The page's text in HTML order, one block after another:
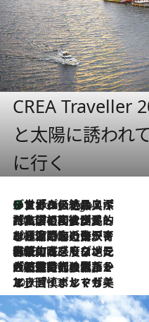
CREA Traveller
と太陽に誘われ
に行く
9 Hours Ago
リスボンの絶品スイーツ「パステル・デ・ナタ」とは？ポルトガル伝統の奥深い世界へ
2026.7.27
「私の祖国はポルトガル語です」国民的詩人フェルナンド・ペソアと、彼が愛した文学の街を歩く
2026.7.26
ポルトガル近海が育む極上の海の幸。キリリと冷えた白ワインと愉しむ、シーフード専門店の贅沢
2026.7.22
伝統の味をモダンに昇華。高感度な地元客が集う、リスボンの最旬ガストロノミー
2026.7.21
大航海時代の栄華から、震災、独裁、そして革命へ。ポルトガル・首都リスボンの石畳に刻まれた「歴史の光と影」
2026.7.13
エッセイ・ヤマザキマリ「慎ましくも美しき国 ポルトガル」